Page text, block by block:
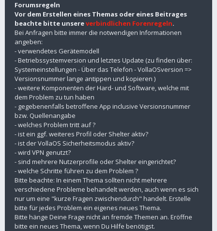
Forumsregeln
Vor dem Erstellen eines Themas oder eines Beitrages
beachte bitte unsereverbindlichen Forenregeln.
Bei Anfragen bitte immer die notwendigen Informationen
angeben:
- verwendetes Gerätemodell
- Betriebssystemversion und letztes Update (zu finden über:
Systemeinstellungen - Über das Telefon - VollaOSversion =>
Versionsnummer lange antippen und kopieren )
- weitere Komponenten der Hard- und Software, welche mit
dem Problem zu tun haben
- gegebenenfalls betroffene App inclusive Versionsnummer
bzw. Quellenangabe
- welches Problem tritt auf ?
- ist ein ggf. weiteres Profil oder Shelter aktiv?
- ist der VollaOS Sicherheitsmodus aktiv?
- wird VPN genutzt?
- sind mehrere Nutzerprofile oder Shelter eingerichtet?
- welche Schritte führen zu dem Problem ?
Bitte beachte: In einem Thema sollten nicht mehrere
verschiedene Probleme behandelt werden, auch wenn es sich
nur um eine "kurze Fragen zwischendurch" handelt. Erstelle
bitte für jedes Problem ein eigenes neues Thema.
Bitte hänge Deine Frage nicht an fremde Themen an. Eröffne
bitte ein neues Thema, wenn Du Hilfe benötigst.